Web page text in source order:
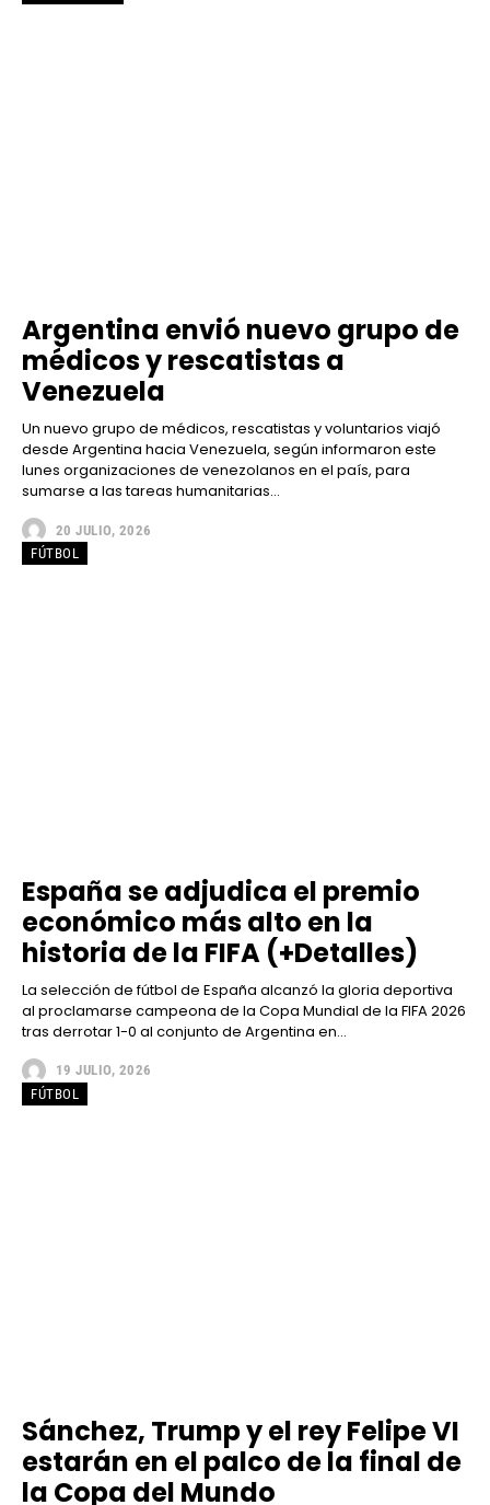
Argentina envió nuevo grupo de
médicos y rescatistas a
Venezuela
Un nuevo grupo de médicos, rescatistas y voluntarios viajó
desde Argentina hacia Venezuela, según informaron este
lunes organizaciones de venezolanos en el país, para
sumarse a las tareas humanitarias...
20 JULIO, 2026
FÚTBOL
España se adjudica el premio
económico más alto en la
historia de la FIFA (+Detalles)
La selección de fútbol de España alcanzó la gloria deportiva
al proclamarse campeona de la Copa Mundial de la FIFA 2026
tras derrotar 1-0 al conjunto de Argentina en...
19 JULIO, 2026
FÚTBOL
Sánchez, Trump y el rey Felipe VI
estarán en el palco de la final de
la Copa del Mundo